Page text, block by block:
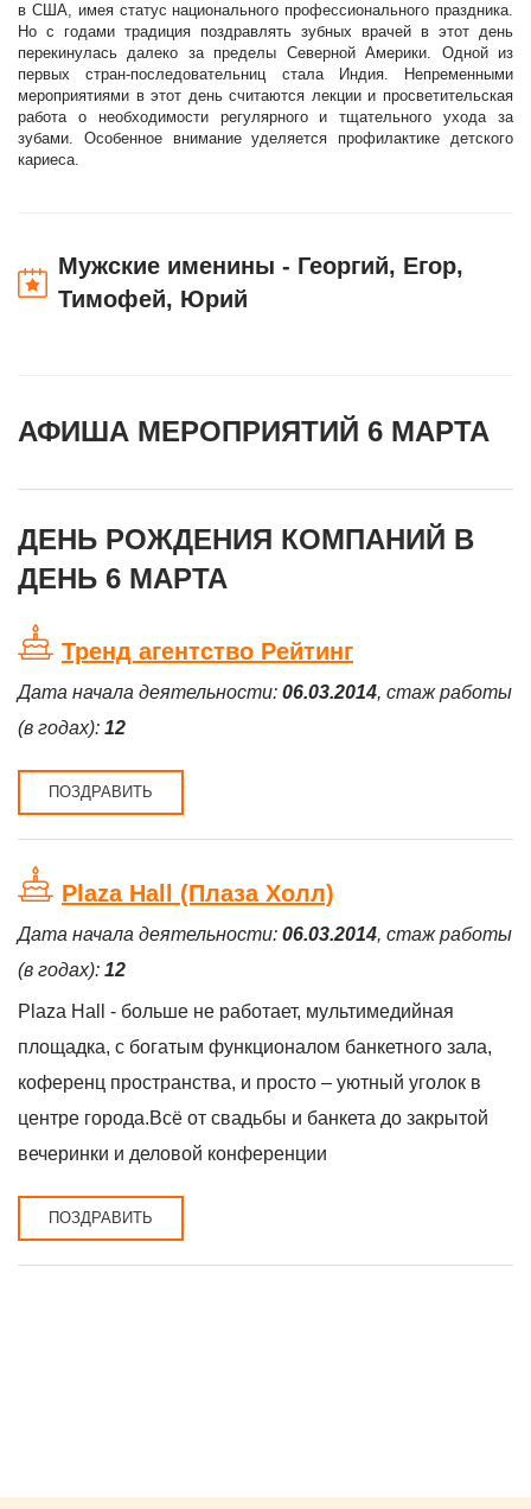
в США, имея статус национального профессионального праздника.
Но с годами традиция поздравлять зубных врачей в этот день
перекинулась далеко за пределы Северной Америки. Одной из
первых стран-последовательниц стала Индия. Непременными
мероприятиями в этот день считаются лекции и просветительская
работа о необходимости регулярного и тщательного ухода за
зубами. Особенное внимание уделяется профилактике детского
кариеса.
Мужские именины - Георгий, Егор,
Тимофей, Юрий
АФИША МЕРОПРИЯТИЙ 6 МАРТА
ДЕНЬ РОЖДЕНИЯ КОМПАНИЙ В
ДЕНЬ 6 МАРТА
Тренд агентство Рейтинг
Дата начала деятельности: 06.03.2014, стаж работы
(в годах): 12
ПОЗДРАВИТЬ
Plaza Hall (Плаза Холл)
Дата начала деятельности: 06.03.2014, стаж работы
(в годах): 12
Plaza Hall - больше не работает, мультимедийная
площадка, с богатым функционалом банкетного зала,
коференц пространства, и просто – уютный уголок в
центре города.Всё от свадьбы и банкета до закрытой
вечеринки и деловой конференции
ПОЗДРАВИТЬ